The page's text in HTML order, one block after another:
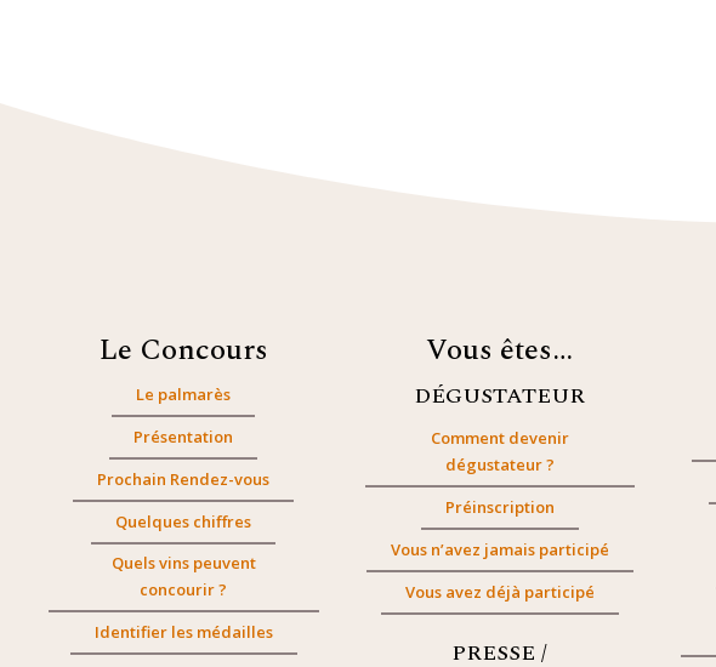
Le Concours
Le palmarès
Présentation
Prochain Rendez-vous
Quelques chiffres
Quels vins peuvent
concourir ?
Identifier les médailles
Vous êtes…
DÉGUSTATEUR
Comment devenir
dégustateur ?
Préinscription
Vous n’avez jamais participé
Vous avez déjà participé
PRESSE /